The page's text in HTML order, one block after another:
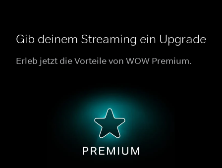
Gib deinem Streaming ein Upgrade
Erleb jetzt die Vorteile von WOW Premium.